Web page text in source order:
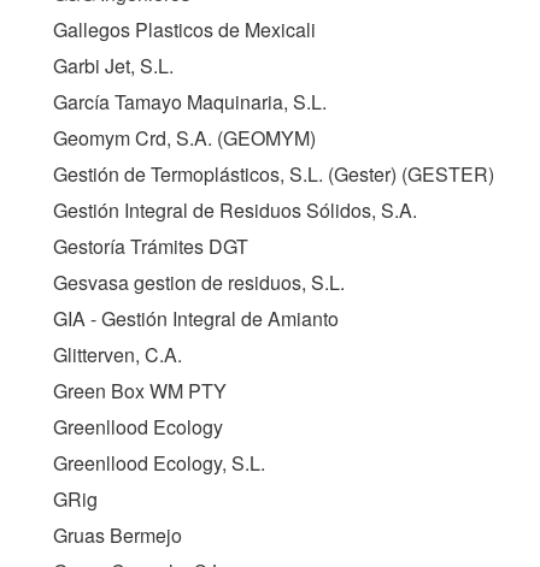
Gallegos Plasticos de Mexicali
Garbi Jet, S.L.
García Tamayo Maquinaria, S.L.
Geomym Crd, S.A. (GEOMYM)
Gestión de Termoplásticos, S.L. (Gester) (GESTER)
Gestión Integral de Residuos Sólidos, S.A.
Gestoría Trámites DGT
Gesvasa gestion de residuos, S.L.
GIA - Gestión Integral de Amianto
Glitterven, C.A.
Green Box WM PTY
Greenllood Ecology
Greenllood Ecology, S.L.
GRig
Gruas Bermejo